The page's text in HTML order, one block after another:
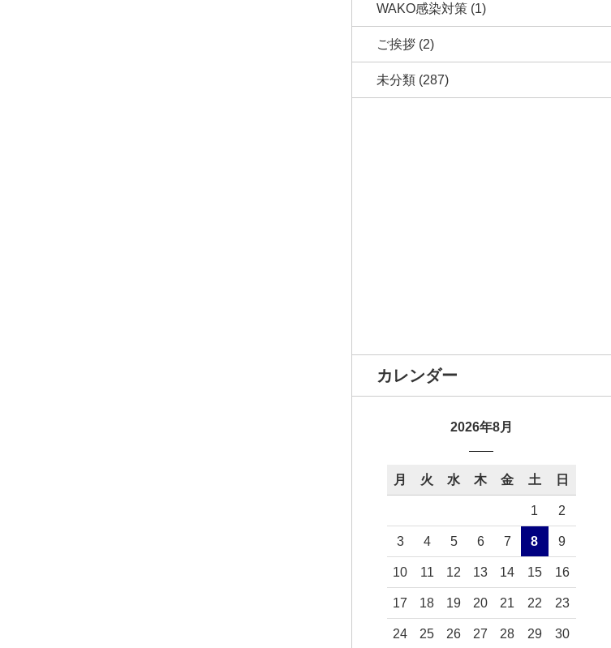
WAKO感染対策 (1)
ご挨拶 (2)
未分類 (287)
カレンダー
2026年8月
月 火 水 木 金 土 日
1 2
3 4 5 6 7 8 9
10 11 12 13 14 15 16
17 18 19 20 21 22 23
24 25 26 27 28 29 30